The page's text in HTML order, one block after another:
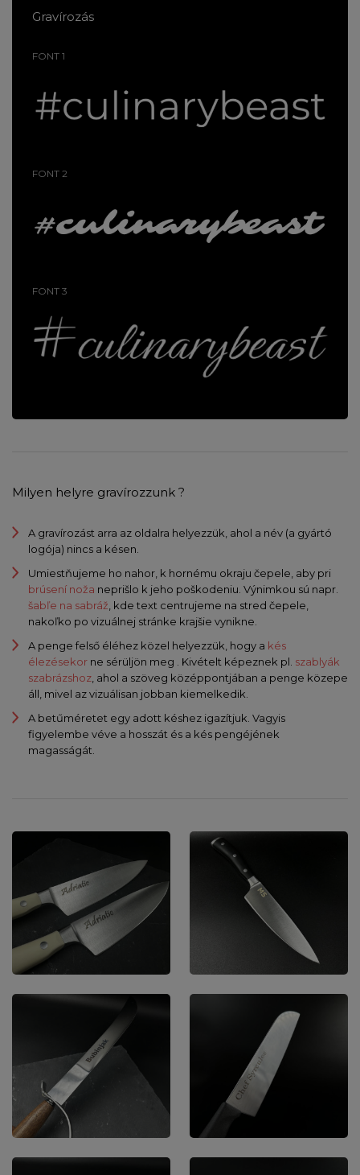
Gravírozás
FONT 1
FONT 2
FONT 3
Milyen helyre gravírozzunk ?
A gravírozást arra az oldalra helyezzük, ahol a név (a gyártó
logója) nincs a késen.
Umiestňujeme ho nahor, k hornému okraju čepele, aby pri
brúsení noža neprišlo k jeho poškodeniu. Výnimkou sú napr.
šabľe na sabráž , kde text centrujeme na stred čepele,
nakoľko po vizuálnej stránke krajšie vynikne.
A penge felső éléhez közel helyezzük, hogy a kés
élezésekor ne sérüljön meg . Kivételt képeznek pl. szablyák
szabrázshoz , ahol a szöveg középpontjában a penge közepe
áll, mivel az vizuálisan jobban kiemelkedik.
A betűméretet egy adott késhez igazítjuk. Vagyis
figyelembe véve a hosszát és a kés pengéjének
magasságát.